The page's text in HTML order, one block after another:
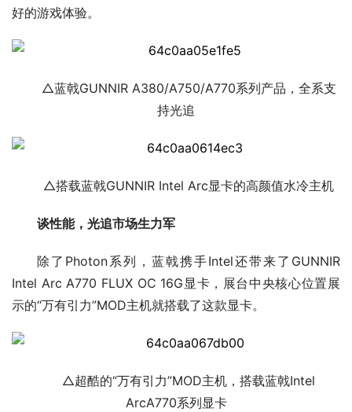
好的游戏体验。
△蓝戟GUNNIR A380/A750/A770系列产品，全系支
持光追
△搭载蓝戟GUNNIR Intel Arc显卡的高颜值水冷主机
谈性能，光追市场生力军
除了Photon系列，蓝戟携手Intel还带来了GUNNIR
Intel Arc A770 FLUX OC 16G显卡，展台中央核心位置展
示的“万有引力”MOD主机就搭载了这款显卡。
△超酷的“万有引力”MOD主机，搭载蓝戟Intel
ArcA770系列显卡